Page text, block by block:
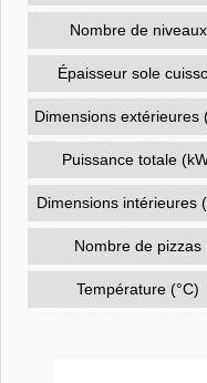
Nombre de niveaux
Épaisseur sole
Dimensions extérieures
Puissance totale
Dimensions intérieures
Nombre de pizzas
Température (°C)